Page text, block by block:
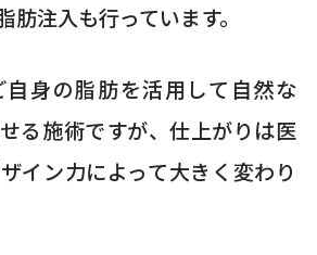
肪注入も行っています。
身の脂肪を活用して自然な
る施術ですが、仕上がりは医
イン力によって大きく変わり